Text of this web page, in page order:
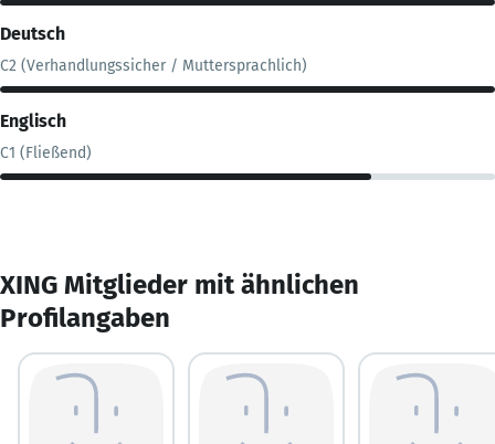
Deutsch
C2 (Verhandlungssicher / Muttersprachlich)
Englisch
C1 (Fließend)
XING Mitglieder mit ähnlichen
Profilangaben